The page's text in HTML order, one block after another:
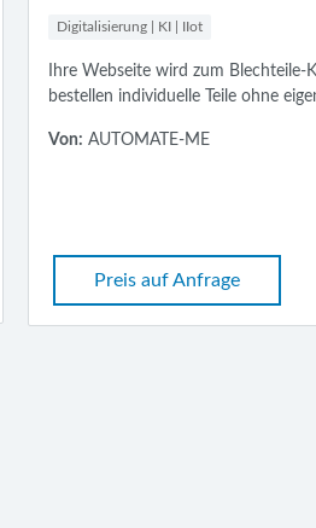
Digitalisierung | KI | IIot
Ihre Webseite wird zum Blechteile-
bestellen individuelle Teile ohne
Von: AUTOMATE-ME
Preis auf Anfrage